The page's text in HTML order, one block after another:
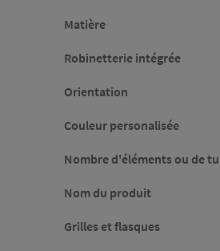
Matière
Robinetterie intégrée
Orientation
Couleur personalisée
Nombre d'éléments ou de
Nom du produit
Grilles et flasques